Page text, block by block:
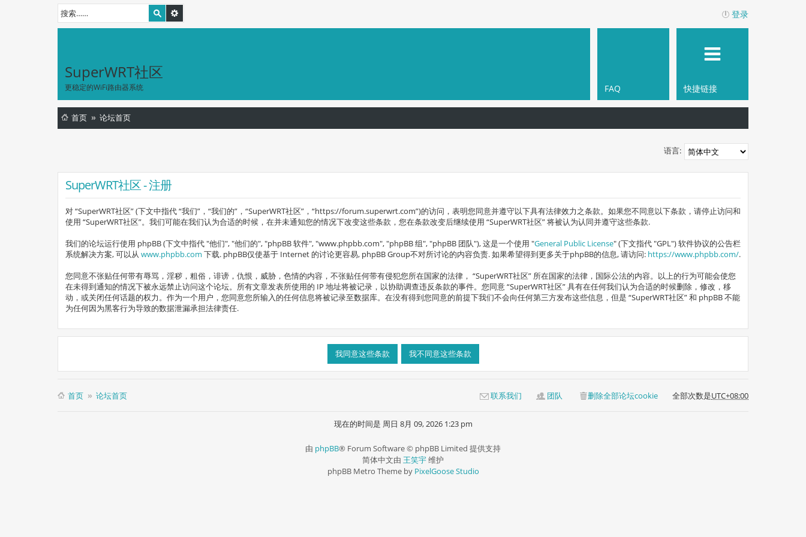
登录
SuperWRT社区
更稳定的WiFi路由器系统 快捷链接
FAQ
首页 论坛首页
语言:
SuperWRT社区 - 注册
对 “SuperWRT社区” (下文中指代 “我们”，“我们的”，“SuperWRT社区”，“https://forum.superwrt.com”)的访问，表明您同意并遵守以下具有法律效力之条款。如果您不同意以下条款，请停止访问和
使用 “SuperWRT社区”。我们可能在我们认为合适的时候，在并未通知您的情况下改变这些条款，您在条款改变后继续使用 “SuperWRT社区” 将被认为认同并遵守这些条款.
我们的论坛运行使用 phpBB (下文中指代 "他们", "他们的", "phpBB 软件", "www.phpbb.com", "phpBB 组", "phpBB 团队"), 这是一个使用 "General Public License" (下文指代 "GPL") 软件协议的公告栏
系统解决方案, 可以从 www.phpbb.com 下载. phpBB仅使基于 Internet 的讨论更容易, phpBB Group不对所讨论的内容负责. 如果希望得到更多关于phpBB的信息, 请访问: https://www.phpbb.com/.
您同意不张贴任何带有辱骂，淫秽，粗俗，诽谤，仇恨，威胁，色情的内容，不张贴任何带有侵犯您所在国家的法律， “SuperWRT社区” 所在国家的法律，国际公法的内容。以上的行为可能会使您
在未得到通知的情况下被永远禁止访问这个论坛。所有文章发表所使用的 IP 地址将被记录，以协助调查违反条款的事件。您同意 “SuperWRT社区” 具有在任何我们认为合适的时候删除，修改，移
动，或关闭任何话题的权力。作为一个用户，您同意您所输入的任何信息将被记录至数据库。在没有得到您同意的前提下我们不会向任何第三方发布这些信息，但是 “SuperWRT社区” 和 phpBB 不能
为任何因为黑客行为导致的数据泄漏承担法律责任.
首页 论坛首页 全部次数是UTC+08:00
删除全部论坛cookie
团队
联系我们
现在的时间是 周日 8月 09, 2026 1:23 pm
由 phpBB® Forum Software © phpBB Limited 提供支持
简体中文由 王笑宇维护
phpBB Metro Theme by PixelGoose Studio